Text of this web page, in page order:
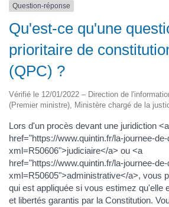
Question-réponse
Qu'est-ce qu'une
prioritaire de
(QPC) ?
Vérifié le 12/01/2022 – Direction de
(Premier ministre), Ministère chargé de la
Lors d'un procès devant une juridiction <a
href="https://www.quintin.fr/la-journee-
xml=R50606">judiciaire</a> ou <a
href="https://www.quintin.fr/la-journee-
xml=R50605">administrative</a>, vous
qui est appliquée si vous estimez qu'elle
et libertés garantis par la Constitution.